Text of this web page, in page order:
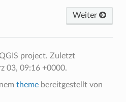
Weiter
project. Zuletzt
03, 09:16 +0000.
themebereitgestellt von